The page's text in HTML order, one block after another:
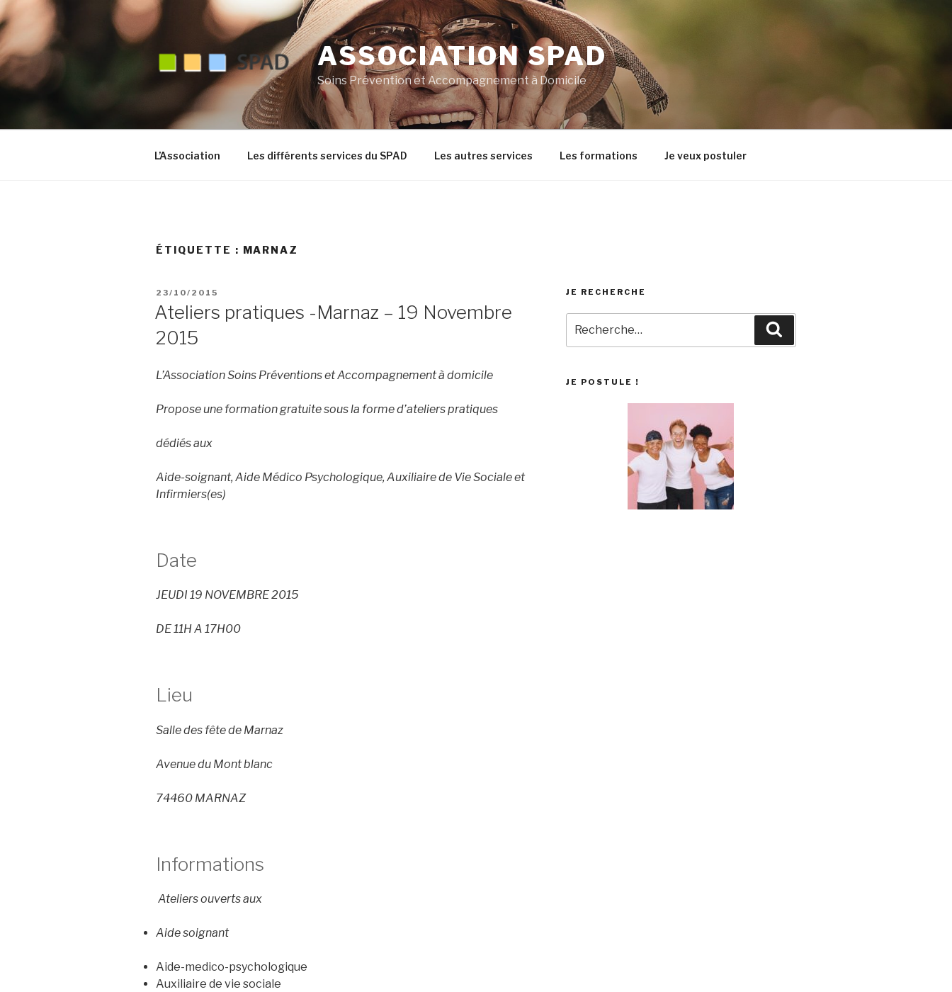
Aller
au
contenu
principal
ASSOCIATION SPAD
Soins Prévention et Accompagnement à Domicile
L’Association Les différents services du SPAD Les autres services Les formations Je veux postuler
ÉTIQUETTE : MARNAZ
PUBLIÉ
23/10/2015
Ateliers pratiques -Marnaz – 19 Novembre
2015
L’Association Soins Préventions et Accompagnement à domicile
Propose une formation gratuite sous la forme d’ateliers pratiques
dédiés aux
Aide-soignant, Aide Médico Psychologique, Auxiliaire de Vie Sociale et
Infirmiers(es)
Date
JEUDI 19 NOVEMBRE 2015
DE 11H A 17H00
Lieu
Salle des fête de Marnaz
Avenue du Mont blanc
74460 MARNAZ
Informations
Ateliers ouverts aux
Aide soignant
Aide-medico-psychologique
Auxiliaire de vie sociale
JE RECHERCHE
pour
:
JE POSTULE !